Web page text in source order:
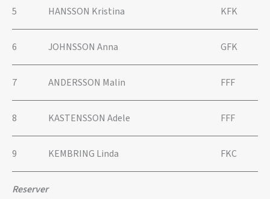
5 HANSSON Kristina KFK
6 JOHNSSON Anna GFK
7 ANDERSSON Malin FFF
8 KASTENSSON Adele FFF
9 KEMBRING Linda FKC
Reserver